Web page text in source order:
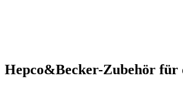
Hepco&Becker-Zubehör für